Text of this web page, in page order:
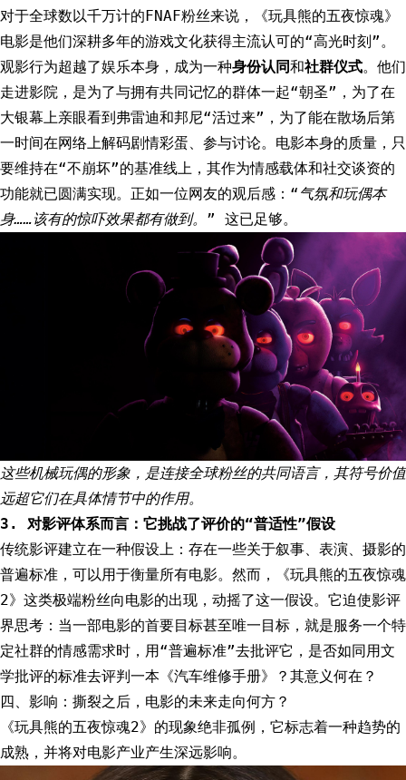
对于全球数以千万计的FNAF粉丝来说，《玩具熊的五夜惊魂》
电影是他们深耕多年的游戏文化获得主流认可的“高光时刻”。
观影行为超越了娱乐本身，成为一种身份认同和社群仪式。他们
走进影院，是为了与拥有共同记忆的群体一起“朝圣”，为了在
大银幕上亲眼看到弗雷迪和邦尼“活过来”，为了能在散场后第
一时间在网络上解码剧情彩蛋、参与讨论。电影本身的质量，只
要维持在“不崩坏”的基准线上，其作为情感载体和社交谈资的
功能就已圆满实现。正如一位网友的观后感：“ 气氛和玩偶本
身……该有的惊吓效果都有做到。 ” 这已足够。
这些机械玩偶的形象，是连接全球粉丝的共同语言，其符号价值
远超它们在具体情节中的作用。
3. 对影评体系而言：它挑战了评价的“普适性”假设
传统影评建立在一种假设上：存在一些关于叙事、表演、摄影的
普遍标准，可以用于衡量所有电影。然而，《玩具熊的五夜惊魂
2》这类极端粉丝向电影的出现，动摇了这一假设。它迫使影评
界思考：当一部电影的首要目标甚至唯一目标，就是服务一个特
定社群的情感需求时，用“普遍标准”去批评它，是否如同用文
学批评的标准去评判一本《汽车维修手册》？其意义何在？
四、影响：撕裂之后，电影的未来走向何方？
《玩具熊的五夜惊魂2》的现象绝非孤例，它标志着一种趋势的
成熟，并将对电影产业产生深远影响。